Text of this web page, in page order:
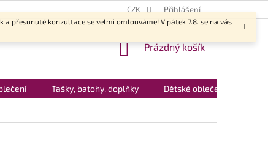
přesunuté konzultace se velmi omlouváme! V pátek 7.8. se na vás
CZK Přihlášení
NÁKUPNÍ
Prázdný košík
Tašky, batohy, doplňky Dětské oblečení